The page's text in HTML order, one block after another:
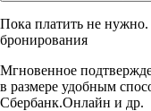
Пока платить не
бронирования
Мгновенное
в размере удобным
Сбербанк.Онлайн и др.